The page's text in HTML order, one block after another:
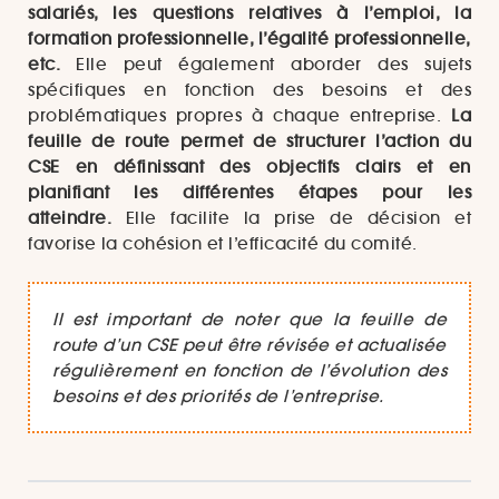
salariés, les questions relatives à l’emploi, la
formation professionnelle, l’égalité professionnelle,
etc. Elle peut également aborder des sujets
spécifiques en fonction des besoins et des
problématiques propres à chaque entreprise. La
feuille de route permet de structurer l’action du
CSE en définissant des objectifs clairs et en
planifiant les différentes étapes pour les
atteindre. Elle facilite la prise de décision et
favorise la cohésion et l’efficacité du comité.
Il est important de noter que la feuille de
route d’un CSE peut être révisée et actualisée
régulièrement en fonction de l’évolution des
besoins et des priorités de l’entreprise.